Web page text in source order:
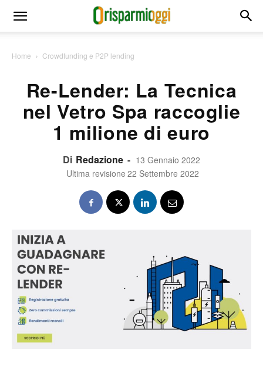
Home Crowdfunding e P2P lending
Re-Lender: La Tecnica
nel Vetro Spa raccoglie
1 milione di euro
Di Redazione - 13 Gennaio 2022
Ultima revisione 22 Settembre 2022